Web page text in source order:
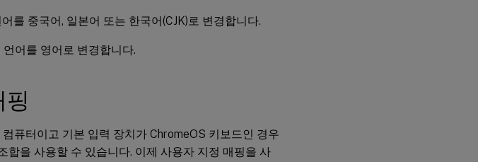
를 중국어, 일본어 또는 한국어(CJK)로 변경합니다.
어를 영어로 변경합니다.
퓨터이고 기본 입력 장치가 ChromeOS 키보드인 경우
합을 사용할 수 있습니다. 이제 사용자 지정 매핑을 사